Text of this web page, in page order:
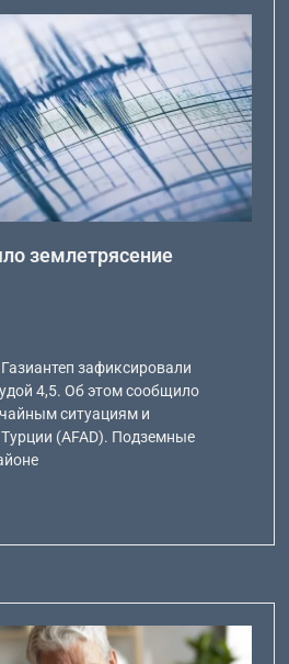
землетрясение
зафиксировали
4,5. Об этом сообщило
ситуациям и
(AFAD). Подземные